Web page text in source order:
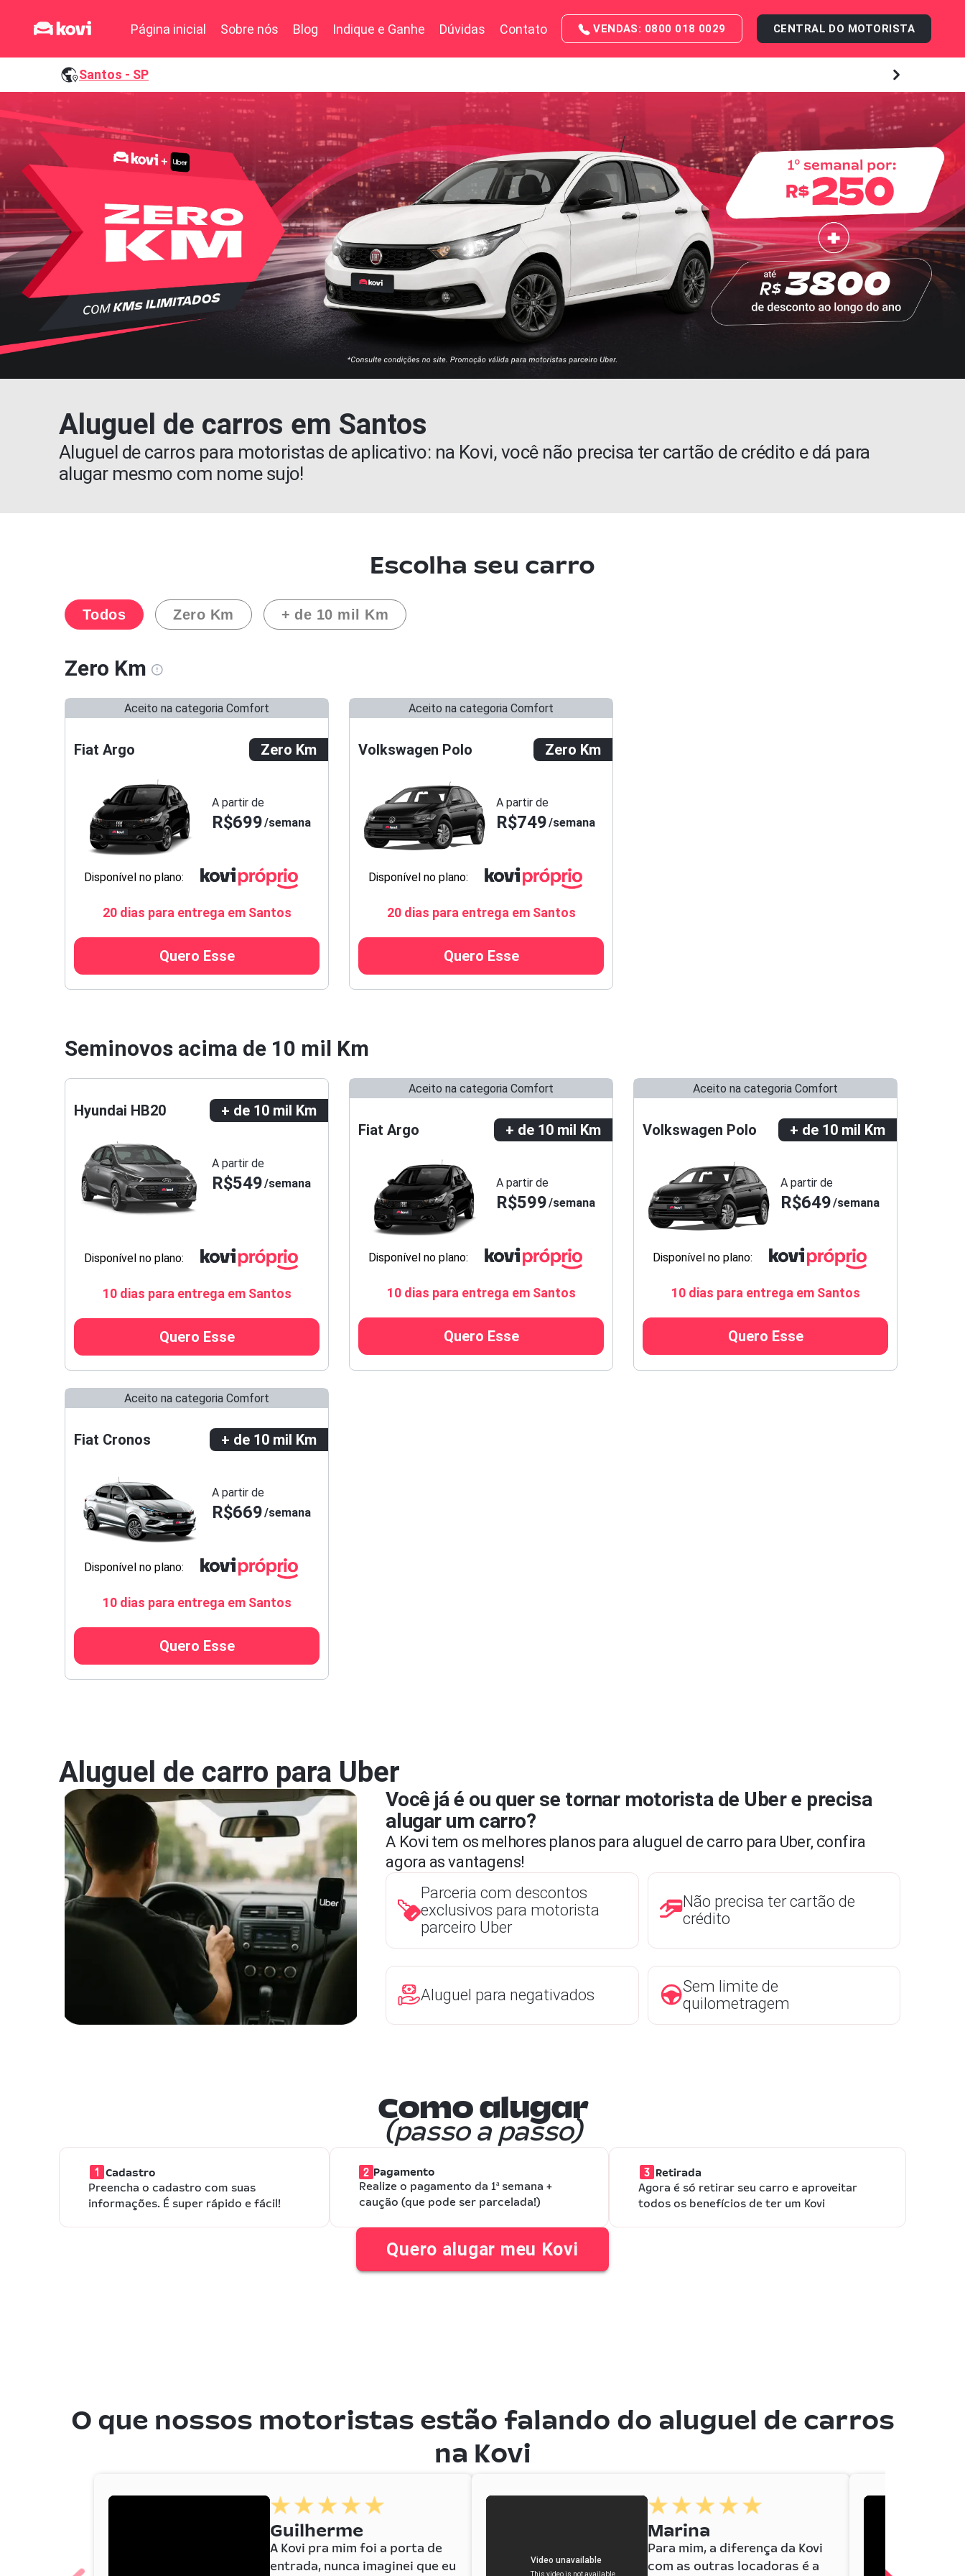
Página inicial Sobre nós Blog Indique e Ganhe Dúvidas Contato VENDAS: 0800 018 0029 CENTRAL DO MOTORISTA
Santos - SP
Aluguel de carros em Santos
Aluguel de carros para motoristas de aplicativo: na Kovi, você não precisa ter cartão de crédito e dá para
alugar mesmo com nome sujo!
Escolha seu carro
Todos Zero Km + de 10 mil Km
Zero Km
Aceito na categoria Comfort
Fiat Argo Zero Km
A partir de
R$699 semana
Disponível no plano:
20 dias para entrega em Santos
Quero Esse
Aceito na categoria Comfort
Volkswagen Polo Zero Km
A partir de
R$749 semana
Disponível no plano:
20 dias para entrega em Santos
Quero Esse
Seminovos acima de 10 mil Km
Hyundai HB20 + de 10 mil Km
A partir de
R$549 semana
Disponível no plano:
10 dias para entrega em Santos
Quero Esse
Aceito na categoria Comfort
Fiat Argo + de 10 mil Km
A partir de
R$599 semana
Disponível no plano:
10 dias para entrega em Santos
Quero Esse
Aceito na categoria Comfort
Volkswagen Polo + de 10 mil Km
A partir de
R$649 semana
Disponível no plano:
10 dias para entrega em Santos
Quero Esse
Aceito na categoria Comfort
Fiat Cronos + de 10 mil Km
A partir de
R$669 semana
Disponível no plano:
10 dias para entrega em Santos
Quero Esse
Aluguel de carro para Uber
Você já é ou quer se tornar motorista de Uber e precisa
alugar um carro?
A Kovi tem os melhores planos para aluguel de carro para Uber, confira
agora as vantagens!
Parceria com descontos
exclusivos para motorista
parceiro Uber
Não precisa ter cartão de
crédito
Aluguel para negativados
Sem limite de
quilometragem
Como alugar
(passo a passo)
Cadastro
Preencha o cadastro com suas
informações. É super rápido e fácil!
Pagamento
Realize o pagamento da 1ª semana +
caução (que pode ser parcelada!)
Retirada
Agora é só retirar seu carro e aproveitar
todos os benefícios de ter um Kovi
Quero alugar meu Kovi
O que nossos motoristas estão falando do aluguel de carros
na Kovi
Guilherme
A Kovi pra mim foi a porta de
entrada, nunca imaginei que eu
Marina
Para mim, a diferença da Kovi
com as outras locadoras é a